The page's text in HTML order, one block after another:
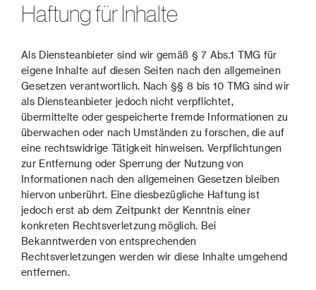
Haftung für Inhalte
Als Diensteanbieter sind wir gemäß § 7 Abs.1 TMG für
eigene Inhalte auf diesen Seiten nach den allgemeinen
Gesetzen verantwortlich. Nach §§ 8 bis 10 TMG sind wir
als Diensteanbieter jedoch nicht verpflichtet,
übermittelte oder gespeicherte fremde Informationen zu
überwachen oder nach Umständen zu forschen, die auf
eine rechtswidrige Tätigkeit hinweisen. Verpflichtungen
zur Entfernung oder Sperrung der Nutzung von
Informationen nach den allgemeinen Gesetzen bleiben
hiervon unberührt. Eine diesbezügliche Haftung ist
jedoch erst ab dem Zeitpunkt der Kenntnis einer
konkreten Rechtsverletzung möglich. Bei
Bekanntwerden von entsprechenden
Rechtsverletzungen werden wir diese Inhalte umgehend
entfernen.